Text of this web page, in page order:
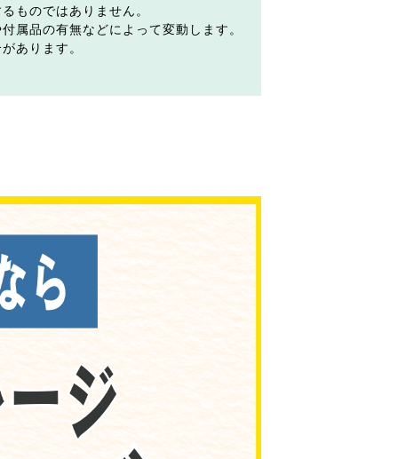
ものではありません。
属品の有無などによって変動します。
あります。